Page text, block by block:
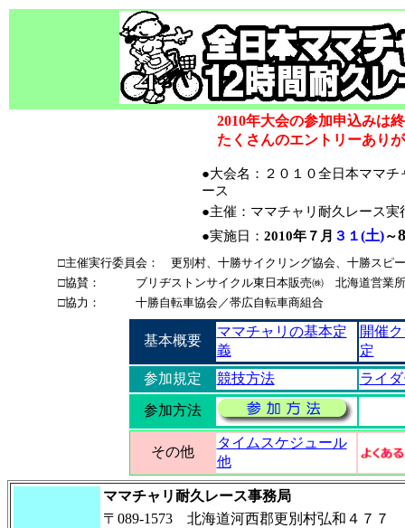
2010年大会の参加申込みは
たくさんのエントリーあり
●大会名：２０１０全日本ママチ
ース
●主催：ママチャリ耐久レース実
●実施日： 2010年７月 ３１(土)～
□主催実行委員会：
更別村、十勝サイクリング協会、十勝スピ
□協賛： ブリヂストンサイクル東日本販売㈱ 北海道営業所
□協力： 十勝自転車協会／帯広自転車商組合
基本概要
ママチャリの基本定
義
開催
定
参加規定
競技方法 ライ
参加方法
その他
タイムスケジュール
他
ママチャリ耐久レース事務局
〒089-1573 北海道河西郡更別村弘和４